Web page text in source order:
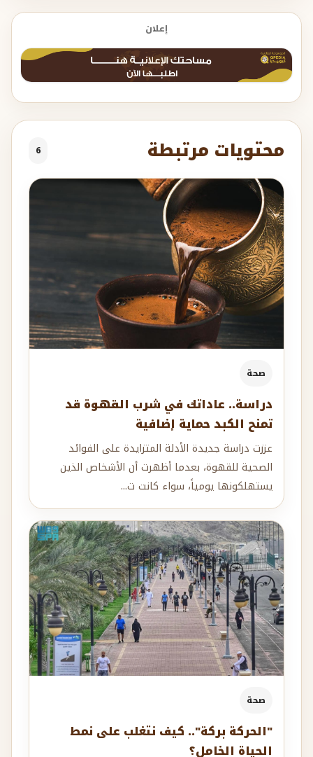
إعلان
محتويات مرتبطة 6
صحة
دراسة.. عاداتك في شرب القهوة قد
تمنح الكبد حماية إضافية
عززت دراسة جديدة الأدلة المتزايدة على الفوائد
الصحية للقهوة، بعدما أظهرت أن الأشخاص الذين
يستهلكونها يومياً، سواء كانت ت...
صحة
"الحركة بركة".. كيف نتغلب على نمط
الحياة الخامل؟